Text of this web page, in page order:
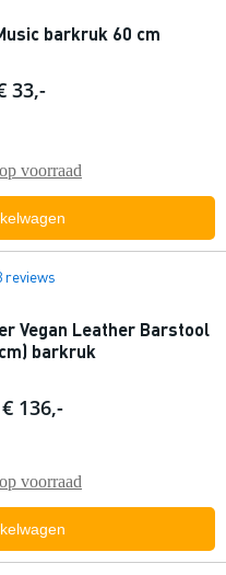
barkruk 60 cm
33,-
op voorraad
reviews
Vegan Leather Barstool
barkruk
€ 136,-
op voorraad